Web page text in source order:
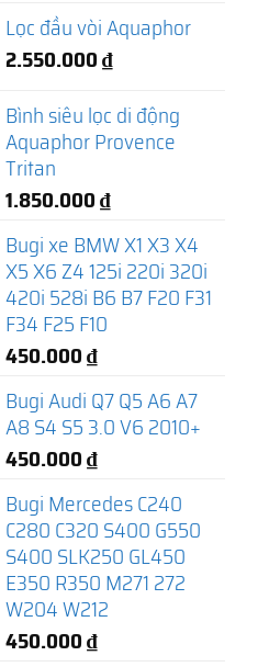
Lọc đầu vòi Aquaphor
2.550.000₫
Bình siêu lọc di động
Aquaphor Provence
Tritan
1.850.000₫
Bugi xe BMW X1 X3 X4
X5 X6 Z4 125i 220i 320i
420i 528i B6 B7 F20 F31
F34 F25 F10
450.000₫
Bugi Audi Q7 Q5 A6 A7
A8 S4 S5 3.0 V6 2010+
450.000₫
Bugi Mercedes C240
C280 C320 S400 G550
S400 SLK250 GL450
E350 R350 M271 272
W204 W212
450.000₫